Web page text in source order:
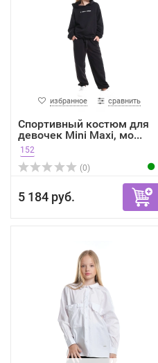
избранное сравнить
Спортивный костюм для
девочек Mini Maxi, мо...
152
(0)
5 184 руб.